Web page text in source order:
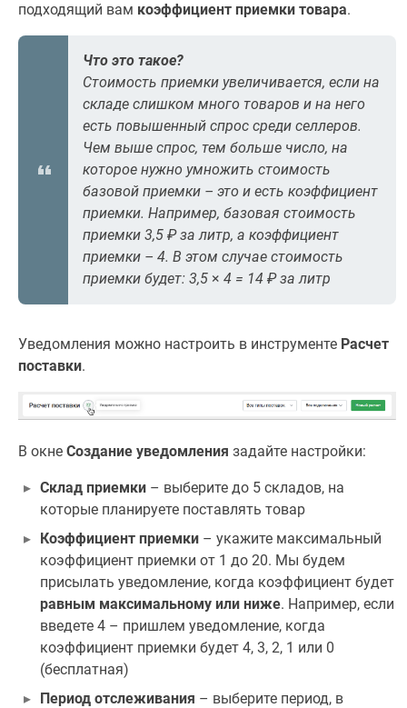
подходящий вам коэффициент приемки товара.
Что это такое?
Стоимость приемки увеличивается, если на
складе слишком много товаров и на него
есть повышенный спрос среди селлеров.
Чем выше спрос, тем больше число, на
которое нужно умножить стоимость
базовой приемки – это и есть коэффициент
приемки. Например, базовая стоимость
приемки 3,5 ₽ за литр, а коэффициент
приемки – 4. В этом случае стоимость
приемки будет: 3,5 × 4 = 14 ₽ за литр
Уведомления можно настроить в инструменте Расчет
поставки.
В окне Создание уведомления задайте настройки:
Склад приемки – выберите до 5 складов, на
которые планируете поставлять товар
Коэффициент приемки – укажите максимальный
коэффициент приемки от 1 до 20. Мы будем
присылать уведомление, когда коэффициент будет
равным максимальному или ниже. Например, если
введете 4 – пришлем уведомление, когда
коэффициент приемки будет 4, 3, 2, 1 или 0
(бесплатная)
Период отслеживания – выберите период, в